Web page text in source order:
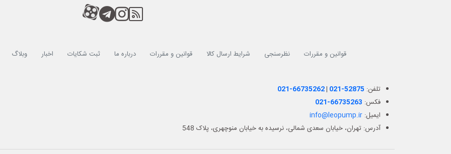
RSS
کانال آپارات
کانال تلگرام
کانال آپارات
قوانین و مقررات نظرسنجی شرایط ارسال کالا قوانین و مقررات درباره ما ثبت شکایات اخبار وبلاگ
تلفن: 021-66735262| 021-52875
فکس: 021-66735263
ایمیل:info@leopump.ir
آدرس: تهران، خیابان سعدی شمالی، نرسیده به خیابان منوچهری، پلاک 548